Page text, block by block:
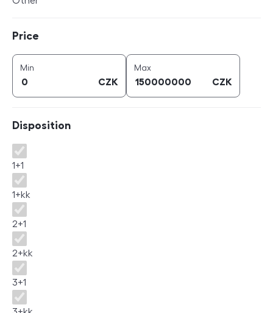
Price
Min
CZK
Maxprice (
CZK
Disposition
Disposition
1+1
1+kk
2+1
2+kk
3+1